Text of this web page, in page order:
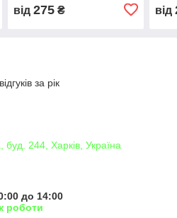
від 275₴ від
за рік
буд. 244, Харків, Україна
до 14:00
роботи